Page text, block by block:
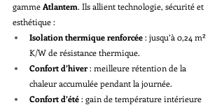
gamme Atlantem. Ils allient technologie, sécurité et
esthétique :
Isolation thermique renforcée : jusqu’à 0,24 m²
K/W de résistance thermique.
Confort d’hiver : meilleure rétention de la
chaleur accumulée pendant la journée.
Confort d’été : gain de température intérieure